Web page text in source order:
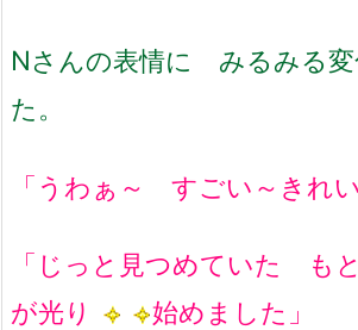
Nさんの表情に みるみる変
た。
「うわぁ～ すごい～きれい
「じっと見つめていた も
が光り
始めました」